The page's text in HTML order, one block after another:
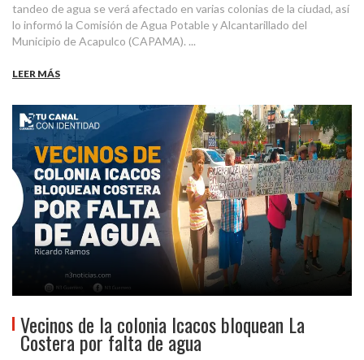
tandeo de agua se verá afectado en varias colonias de la ciudad, así
lo informó la Comisión de Agua Potable y Alcantarillado del
Municipio de Acapulco (CAPAMA). ...
LEER MÁS
Vecinos de la colonia Icacos bloquean La
Costera por falta de agua